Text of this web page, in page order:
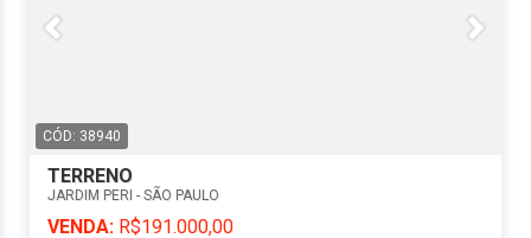
CÓD: 38940
TERRENO
JARDIM PERI - SÃO PAULO
VENDA: R$191.000,00